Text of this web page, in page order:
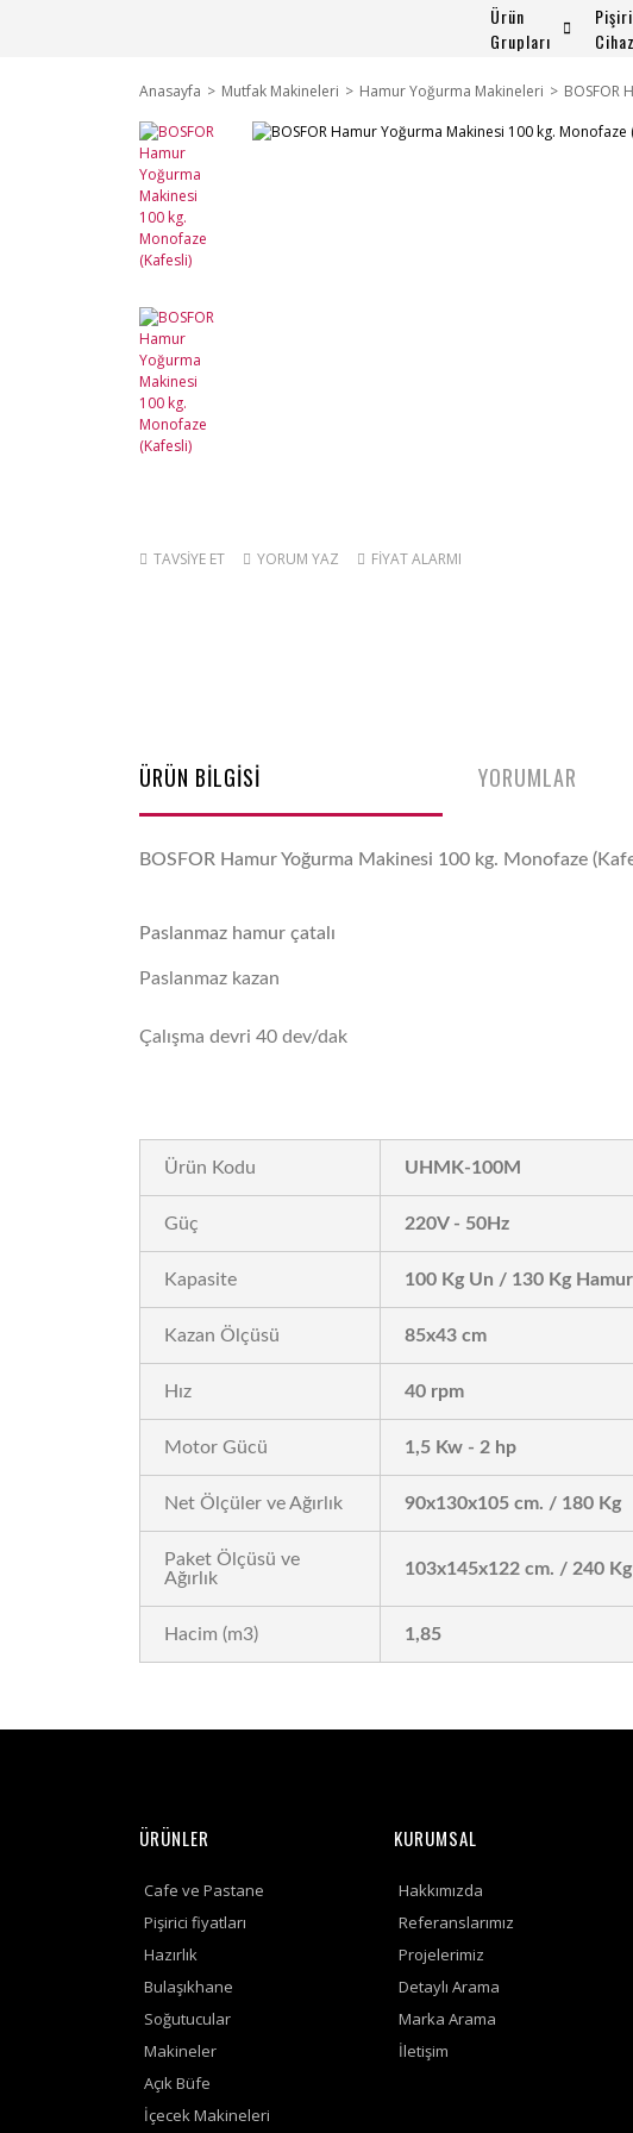
Ürün
Grupları
Anasayfa Mutfak Makineleri Hamur Yoğurma Makineleri BOSFOR
TAVSİYE ET YORUM YAZ FİYAT ALARMI
ÜRÜN BİLGİSİ
BOSFOR Hamur Yoğurma Makinesi 100 kg. Monofaze
Paslanmaz hamur çatalı
Paslanmaz kazan
Çalışma devri 40 dev/dak
Ürün Kodu UHMK-100M
Güç 220V - 50Hz
Kapasite 100 Kg Un / 130 Kg Hamur
Kazan Ölçüsü 85x43 cm
Hız 40 rpm
Motor Gücü 1,5 Kw - 2 hp
Net Ölçüler ve Ağırlık 90x130x105 cm. / 180 Kg
Paket Ölçüsü ve
Ağırlık
103x145x122 cm. / 240 Kg
Hacim (m3) 1,85
YORUMLAR
ÜRÜNLER
Cafe ve Pastane
Pişirici fiyatları
Hazırlık
Bulaşıkhane
Soğutucular
Makineler
Açık Büfe
İçecek Makineleri
KURUMSAL
Hakkımızda
Referanslarımız
Projelerimiz
Detaylı Arama
Marka Arama
İletişim